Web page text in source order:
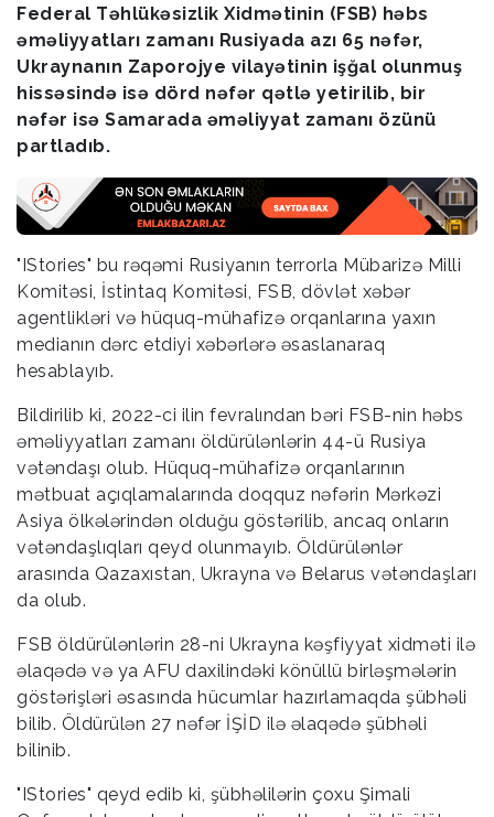
Federal Təhlükəsizlik Xidmətinin (FSB) həbs
əməliyyatları zamanı Rusiyada azı 65 nəfər,
Ukraynanın Zaporojye vilayətinin işğal olunmuş
hissəsində isə dörd nəfər qətlə yetirilib, bir
nəfər isə Samarada əməliyyat zamanı özünü
partladıb.
"IStories" bu rəqəmi Rusiyanın terrorla Mübarizə Milli
Komitəsi, İstintaq Komitəsi, FSB, dövlət xəbər
agentlikləri və hüquq-mühafizə orqanlarına yaxın
medianın dərc etdiyi xəbərlərə əsaslanaraq
hesablayıb.
Bildirilib ki, 2022-ci ilin fevralından bəri FSB-nin həbs
əməliyyatları zamanı öldürülənlərin 44-ü Rusiya
vətəndaşı olub. Hüquq-mühafizə orqanlarının
mətbuat açıqlamalarında doqquz nəfərin Mərkəzi
Asiya ölkələrindən olduğu göstərilib, ancaq onların
vətəndaşlıqları qeyd olunmayıb. Öldürülənlər
arasında Qazaxıstan, Ukrayna və Belarus vətəndaşları
da olub.
FSB öldürülənlərin 28-ni Ukrayna kəşfiyyat xidməti ilə
əlaqədə və ya AFU daxilindəki könüllü birləşmələrin
göstərişləri əsasında hücumlar hazırlamaqda şübhəli
bilib. Öldürülən 27 nəfər İŞİD ilə əlaqədə şübhəli
bilinib.
"IStories" qeyd edib ki, şübhəlilərin çoxu Şimali